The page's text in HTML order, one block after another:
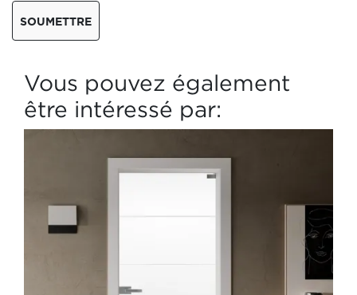
SOUMETTRE
Vous pouvez également
être intéressé par: